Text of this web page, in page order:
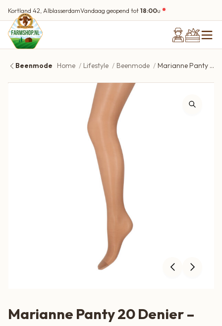
Kortland 42, AlblasserdamVandaag geopend tot18:00u
Beenmode Home Lifestyle Beenmode Marianne Panty 20 Denier – 1260 Wineblush S-M – Matglans
Marianne Panty 20 Denier –